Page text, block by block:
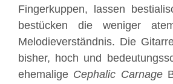
Fingerkuppen, lassen
bestücken die weniger
Melodieverständnis. Die
bisher, hoch und
ehemalige Cephalic Carnage